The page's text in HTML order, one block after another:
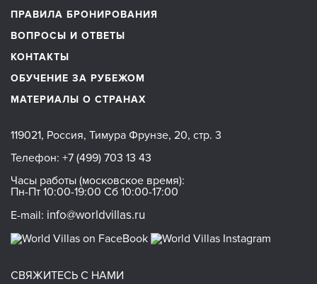
ПРАВИЛА БРОНИРОВАНИЯ
ВОПРОСЫ И ОТВЕТЫ
КОНТАКТЫ
ОБУЧЕНИЕ ЗА РУБЕЖОМ
МАТЕРИАЛЫ О СТРАНАХ
119021, Россия, Тимура Фрунзе, 20, стр. 3
Телефон: +7 (499) 703 13 43
Часы работы (московское время):
Пн-Пт 10:00-19:00 Сб 10:00-17:00
E-mail: info@worldvillas.ru
СВЯЖИТЕСЬ С НАМИ